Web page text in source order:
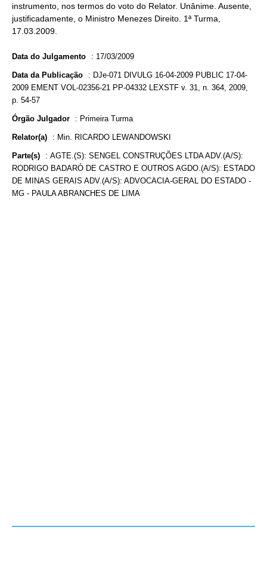
instrumento, nos termos do voto do Relator. Unânime. Ausente,
justificadamente, o Ministro Menezes Direito. 1ª Turma,
17.03.2009.
Data do Julgamento : 17/03/2009
Data da Publicação : DJe-071 DIVULG 16-04-2009 PUBLIC 17-04-
2009 EMENT VOL-02356-21 PP-04332 LEXSTF v. 31, n. 364, 2009,
p. 54-57
Órgão Julgador : Primeira Turma
Relator(a) : Min. RICARDO LEWANDOWSKI
Parte(s) : AGTE.(S): SENGEL CONSTRUÇÕES LTDA ADV.(A/S):
RODRIGO BADARÓ DE CASTRO E OUTROS AGDO.(A/S): ESTADO
DE MINAS GERAIS ADV.(A/S): ADVOCACIA-GERAL DO ESTADO -
MG - PAULA ABRANCHES DE LIMA